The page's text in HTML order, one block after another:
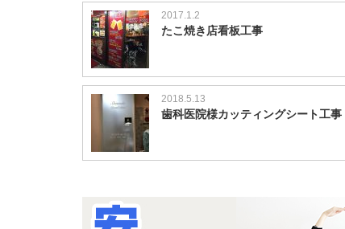
2017.1.2
たこ焼き店看板工事
2018.5.13
歯科医院様カッティングシート工事